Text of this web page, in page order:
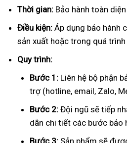
Thời gian: Bảo hành toàn
Điều kiện: Áp dụng bảo hành
sản xuất hoặc trong quá
Quy trình:
Bước 1: Liên hệ bộ phận
trợ (hotline, email, Zalo,
Bước 2: Đội ngũ sẽ tiếp
dẫn chi tiết các bước bảo
Bước 3: Sản phẩm sẽ